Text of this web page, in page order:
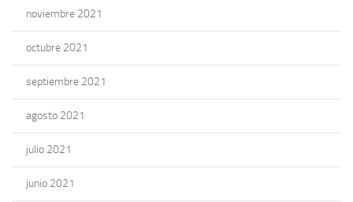
noviembre 2021
octubre 2021
septiembre 2021
agosto 2021
julio 2021
junio 2021